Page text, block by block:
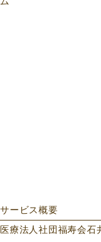
サービス概要
医療法人社団福寿会石